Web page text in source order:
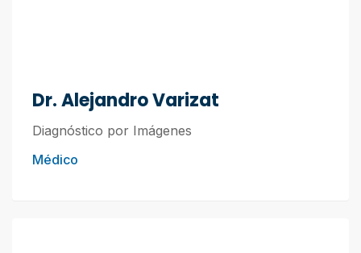
Dr. Alejandro Varizat
Diagnóstico por Imágenes
Médico